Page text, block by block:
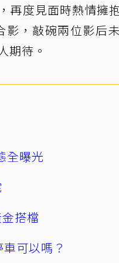
再度見面時熱情擁
影，敲碗兩位影后
期待。
全曝光
搭檔
可以嗎？